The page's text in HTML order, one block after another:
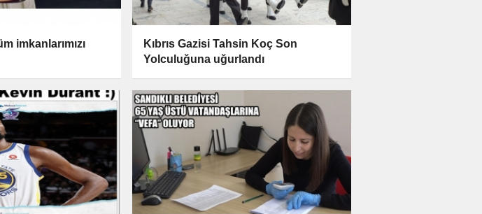
imkanlarımızı
Kıbrıs Gazisi Tahsin Koç Son
Yolculuğuna uğurlandı